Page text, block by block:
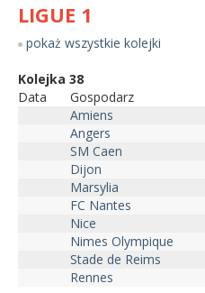
LIGUE 1
pokaż wszystkie kolejki
Kolejka 38
Data
Gospodarz
Amiens
Angers
SM Caen
Dijon
Marsylia
FC Nantes
Nice
Nimes Olympique
Stade de Reims
Rennes